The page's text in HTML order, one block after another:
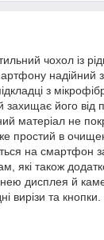
чохол із
надійний
з
захищає його від
матеріал не
простий в
на смартфон
які також
дисплея й
вирізи та кнопки.